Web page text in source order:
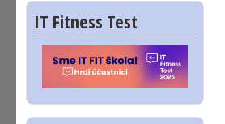
IT Fitness Test